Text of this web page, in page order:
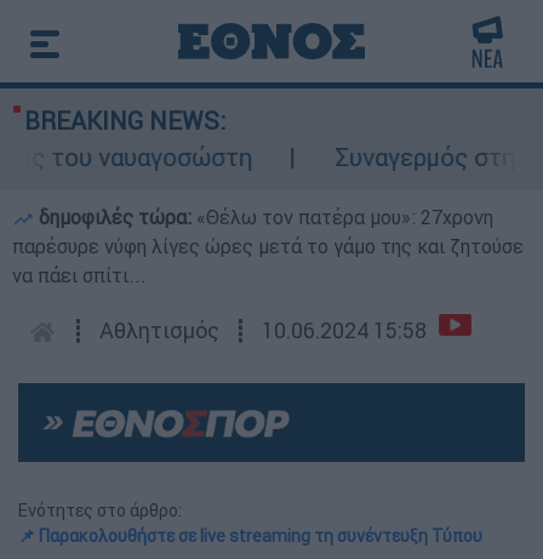
BREAKING NEWS:
του ναυαγοσώστη
Συναγερμός στην
δημοφιλές τώρα: «Θέλω τον πατέρα μου»: 27χρονη
παρέσυρε νύφη λίγες ώρες μετά το γάμο της και ζητούσε
να πάει σπίτι...
┋ Αθλητισμός ┋ 10.06.2024 15:58
Ενότητες στο άρθρο:
📌 Παρακολουθήστε σε live streaming τη συνέντευξη Τύπου